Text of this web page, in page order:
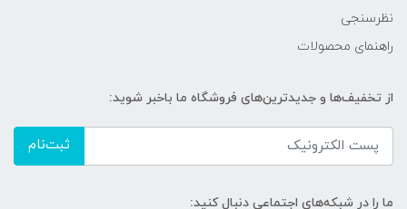
نظرسنجی
راهنمای محصولات
از تخفیف‌ها و جدیدترین‌های فروشگاه ما باخبر شوید:
ثبت‌نام
ما را در شبکه‌های اجتماعی دنبال کنید: